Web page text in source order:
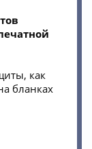
как
бланках